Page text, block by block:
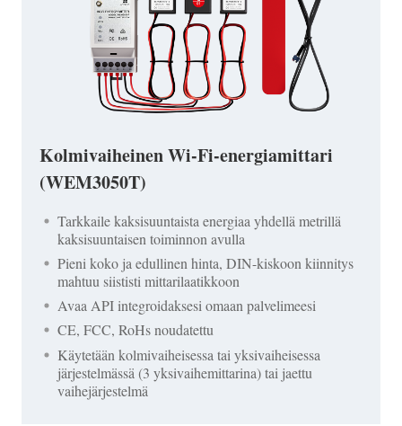
Kolmivaiheinen Wi-Fi-energiamittari
(WEM3050T)
Tarkkaile kaksisuuntaista energiaa yhdellä metrillä
kaksisuuntaisen toiminnon avulla
Pieni koko ja edullinen hinta, DIN-kiskoon kiinnitys
mahtuu siististi mittarilaatikkoon
Avaa API integroidaksesi omaan palvelimeesi
CE, FCC, RoHs noudatettu
Käytetään kolmivaiheisessa tai yksivaiheisessa
järjestelmässä (3 yksivaihemittarina) tai jaettu
vaihejärjestelmä